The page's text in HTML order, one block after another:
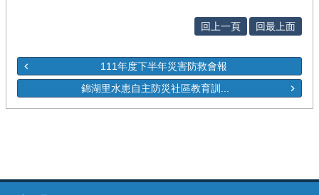
回上一頁 回最上面
111年度下半年災害防救會報
錦湖里水患自主防災社區教育訓...